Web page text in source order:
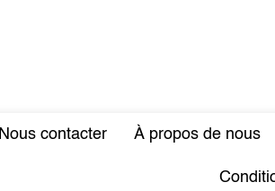
Nous contacter À propos de nous